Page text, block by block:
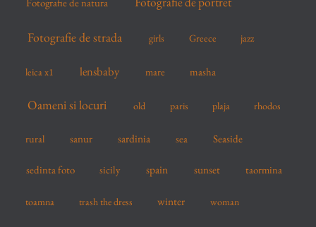
Fotografie de strada girls Greece jazz
leica x1 lensbaby mare masha
Oameni si locuri old paris plaja rhodos
rural sanur sardinia sea Seaside
sedinta foto sicily spain sunset taormina
toamna trash the dress winter woman